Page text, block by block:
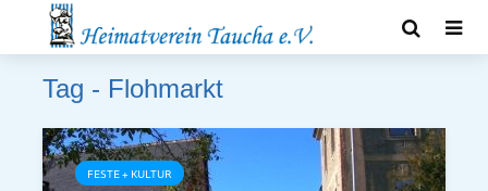
Tag - Flohmarkt
FESTE + KULTUR